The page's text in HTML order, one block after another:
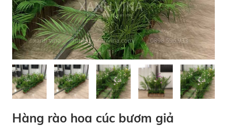
Hàng rào hoa cúc bươm giả